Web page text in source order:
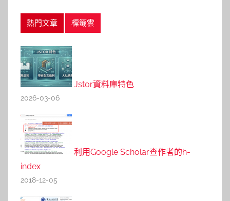
熱門文章 標籤雲
Jstor資料庫特色
2026-03-06
利用Google Scholar查作者的h-
index
2018-12-05